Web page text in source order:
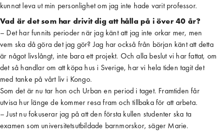
kunnat leva ut min personlighet om jag inte hade varit professor.
Vad är det som har drivit dig att hålla på i över 40 år?
– Det har funnits perioder när jag känt att jag inte orkar mer, men
vem ska då göra det jag gör? Jag har också från början känt att detta
är något livslångt, inte bara ett projekt. Och alla beslut vi har fattat, om
det så handlar om att köpa hus i Sverige, har vi hela tiden tagit det
med tanke på vårt liv i Kongo.
Som det är nu tar hon och Urban en period i taget. Framtiden får
utvisa hur länge de kommer resa fram och tillbaka för att arbeta.
– Just nu fokuserar jag på att den första kullen studenter ska ta
examen som universitetsutbildade barnmorskor, säger Marie.